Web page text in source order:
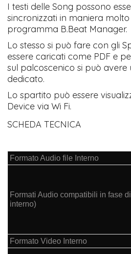
I testi delle Song possono
sincronizzati in maniera
programma B.Beat Manager.
Lo stesso si può fare con gli
essere caricati come PDF e
sul palcoscenico si può avere
dedicato.
Lo spartito può essere
Device via Wi Fi.
SCHEDA TECNICA
Formato Audio file Interno
Formati Audio compatibili in fase
interno)
Formato Video Interno